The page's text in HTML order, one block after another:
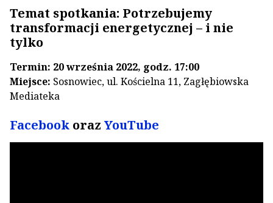
Temat spotkania: Potrzebujemy
transformacji energetycznej – i nie
tylko
Termin: 20 września 2022, godz. 17:00
Miejsce: Sosnowiec, ul. Kościelna 11, Zagłębiowska
Mediateka
Facebook oraz YouTube